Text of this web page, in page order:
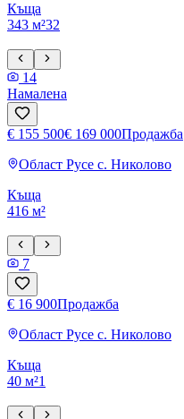
Къща
343 м²32
14
Намалена
€ 155 500€ 169 000Продажба
Област Русе с. Николово
Къща
416 м²
7
€ 16 900Продажба
Област Русе с. Николово
Къща
40 м²1